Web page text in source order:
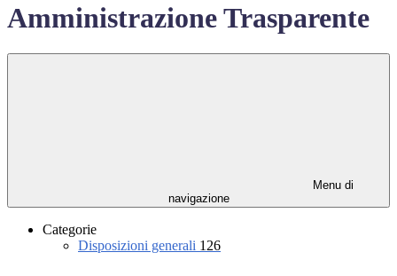
Amministrazione Trasparente
Menu di
navigazione
Categorie
Disposizioni generali 126